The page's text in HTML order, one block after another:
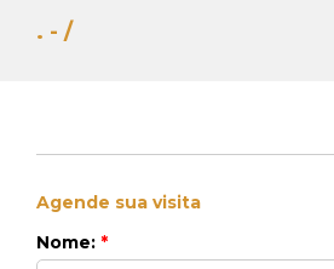
41 99270-3712
. - /
Agende sua visita
Nome: *